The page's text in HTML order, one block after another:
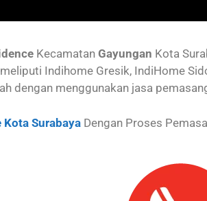
Kecamatan Gayungan Kota
Indihome Gresik, IndiHome
dengan menggunakan jasa
Surabaya Dengan Proses